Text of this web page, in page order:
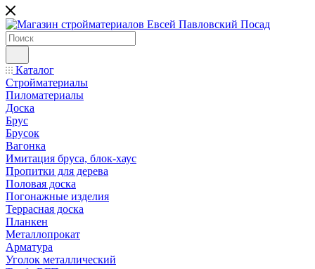
Каталог
Стройматериалы
Пиломатериалы
Доска
Брус
Брусок
Вагонка
Имитация бруса, блок-хаус
Пропитки для дерева
Половая доска
Погонажные изделия
Террасная доска
Планкен
Металлопрокат
Арматура
Уголок металлический